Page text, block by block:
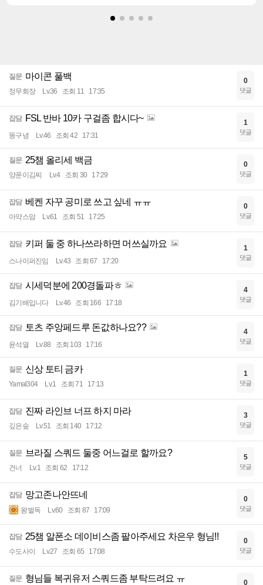
질문 마이콘 풀백
정무회장 Lv.36 조회 11 17:35
0
댓글
잡담 FSL 반바 10카 구걸좀 합시다~
똥구녕 Lv.46 조회 42 17:31
1
댓글
질문 25챔 올리세 백금
양푼이김찌 Lv.4 조회 30 17:29
0
댓글
잡담 베켄 자꾸 공미로 쓰고 싶네 ㅠㅠ
아약스맘 Lv.61 조회 51 17:25
0
댓글
잡담 키퍼 둘 중 하나쓰라하면 머쓰실까요
스나이퍼진임 Lv.43 조회 67 17:20
1
댓글
잡담 시세덕분에 200경돌파ㅎ
김기배입니다 Lv.46 조회 166 17:18
4
댓글
잡담 토츠 주앙페드루 돈값하나요??
윤석열 Lv.88 조회 103 17:16
4
댓글
질문 신상 토티 금카
Yamal304 Lv.1 조회 71 17:13
1
댓글
잡담 진짜 라인브 너프 하지 마라
깊은숲 Lv.51 조회 140 17:12
3
댓글
질문 브라질 스쿼드 둘중 어느걸로 할까요?
건너 Lv.1 조회 62 17:12
5
댓글
잡담 망고존나안뜨네
왕벌독 Lv.60 조회 87 17:09
0
댓글
잡담 25챔 알폰소 데이비스좀 팔아주세요 차은우 형님!!
수도사이 Lv.27 조회 65 17:08
0
댓글
질문 형님들 복귀유저 스쿼드좀 부탁드려요 ㅠ 0